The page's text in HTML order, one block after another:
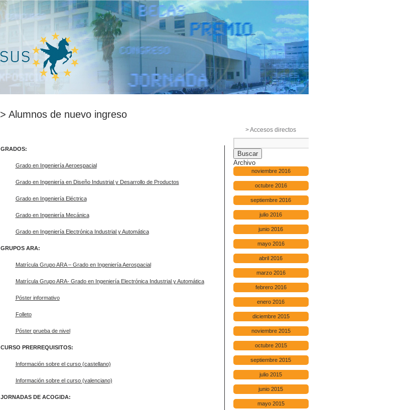
> Alumnos de nuevo ingreso
GRADOS:
Grado en Ingeniería Aeroespacial
Grado en Ingeniería en Diseño Industrial y Desarrollo de Productos
Grado en Ingeniería Eléctrica
Grado en Ingeniería Mecánica
Grado en Ingeniería Electrónica Industrial y Automática
GRUPOS ARA:
Matrícula Grupo ARA – Grado en Ingeniería Aerospacial
Matrícula Grupo ARA- Grado en Ingeniería Electrónica Industrial y Automática
Póster informativo
Folleto
Póster prueba de nivel
CURSO PRERREQUISITOS:
Información sobre el curso (castellano)
Información sobre el curso (valenciano)
JORNADAS DE ACOGIDA:
> Accesos directos
Archivo
noviembre 2016
octubre 2016
septiembre 2016
julio 2016
junio 2016
mayo 2016
abril 2016
marzo 2016
febrero 2016
enero 2016
diciembre 2015
noviembre 2015
octubre 2015
septiembre 2015
julio 2015
junio 2015
mayo 2015